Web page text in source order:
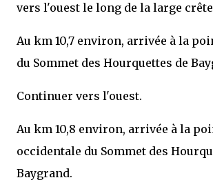
vers l'ouest le long de la large
Au km 10,7 environ, arrivée à la
du Sommet des Hourquettes de
Continuer vers l'ouest.
Au km 10,8 environ, arrivée à la
occidentale du Sommet des
Baygrand.